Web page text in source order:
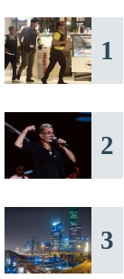
1
2
3